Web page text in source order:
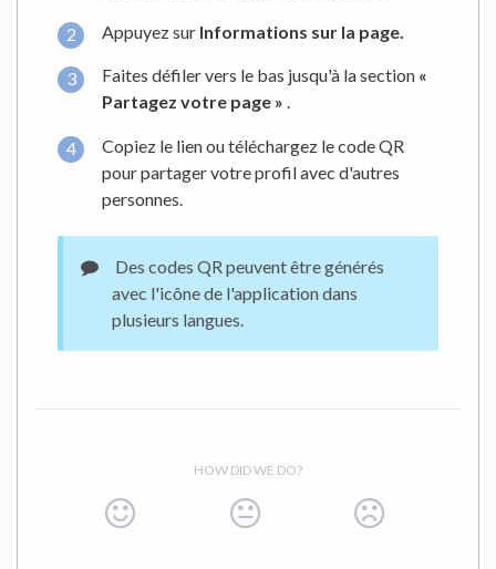
Appuyez sur Informations sur la page.
Faites défiler vers le bas jusqu'à la section «
Partagez votre page » .
Copiez le lien ou téléchargez le code QR
pour partager votre profil avec d'autres
personnes.
Des codes QR peuvent être générés
avec l'icône de l'application dans
plusieurs langues.
HOW DID WE DO?